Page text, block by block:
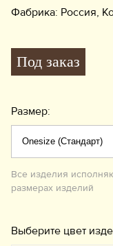
Фабрика: Россия,
Под заказ
Размер:
Все изделия
размерах изделий
Выберите цвет